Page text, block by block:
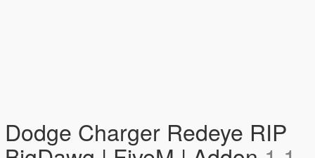
Dodge Charger Redeye RIP